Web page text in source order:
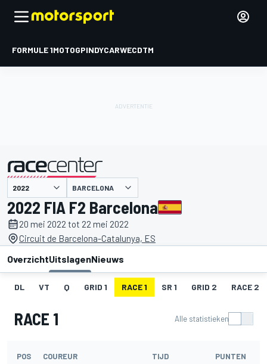
FORMULE 1MOTOGPINDYCARWECDTM
gepresenteerd door BARCELONA
2022 FIA F2 Barcelona
20 mei 2022 tot 22 mei 2022
Circuit de Barcelona-Catalunya, ES
OverzichtUitslagenNieuws
DL VT Q GRID 1 RACE 1 SR 1 GRID 2 RACE 2
RACE 1 Alle statistieken
POS COUREUR TIJD PUNTEN